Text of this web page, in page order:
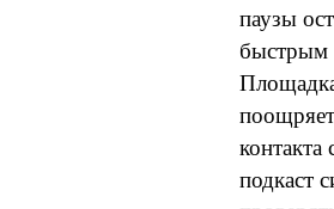
паузы
быстрым
подкаст